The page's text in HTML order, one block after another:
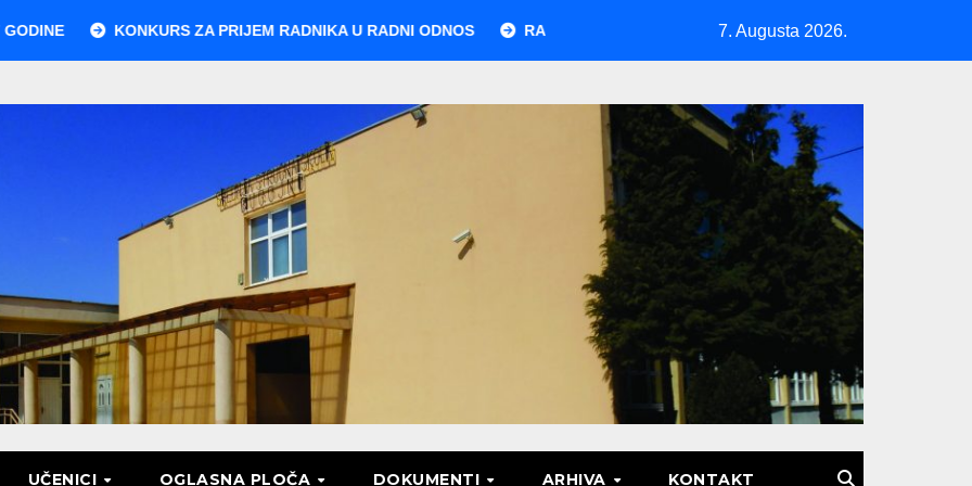
KONKURS ZA PRIJEM RADNIKA U RADNI ODNOS RASPORED POLAGANJA MATURSKOG ISPITA U JUNSKOM
7. Augusta 2026.
UČENICI OGLASNA PLOČA DOKUMENTI ARHIVA KONTAKT